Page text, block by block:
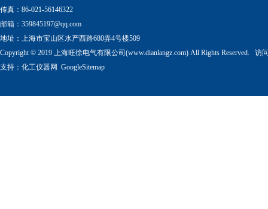
传真：86-021-56146322
邮箱： 359845197@qq.com
地址：上海市宝山区水产西路680弄4号楼509
Copyright © 2019 上海旺徐电气有限公司(www.dianlangz.com) All Rights Reserved. 访
支持： 化工仪器网 GoogleSitemap